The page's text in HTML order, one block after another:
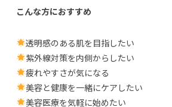
こんな方におすすめ
透明感のある肌を目指したい
紫外線対策を内側からしたい
疲れやすさが気になる
美容と健康を一緒にケアしたい
美容医療を気軽に始めたい